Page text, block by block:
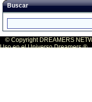
Buscar
© Copyright DREAMERS
Uso en el Universo Dreamers ®